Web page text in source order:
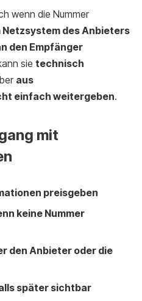
wenn die Nummer
Netzsystem des Anbieters
den Empfänger
sie technisch
aus
einfach weitergeben.
mit
preisgeben
keine Nummer
den Anbieter oder die
später sichtbar